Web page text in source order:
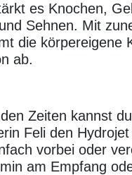
es Knochen,
Sehnen. Mit
die körpereigene
ab.
Zeiten kannst
Feli den
vorbei oder
am Empfang